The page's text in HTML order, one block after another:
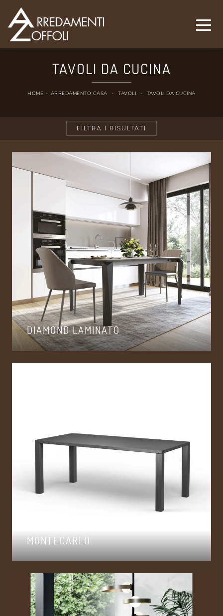
TAVOLI DA CUCINA
HOME - ARREDAMENTO CASA - TAVOLI - TAVOLI DA CUCINA
FILTRA I RISULTATI
DIAMOND LAMINATO
MONTECARLO